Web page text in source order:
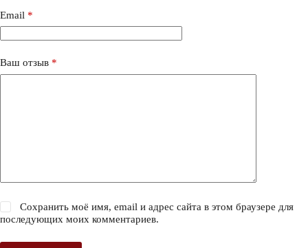
Email *
Ваш отзыв *
Сохранить моё имя, email и адрес сайта в этом браузере для
последующих моих комментариев.